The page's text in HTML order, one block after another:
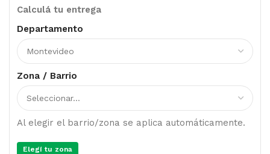
Calculá tu entrega
Departamento
Zona / Barrio
Al elegir el barrio/zona se aplica automáticamente.
Elegí tu zona